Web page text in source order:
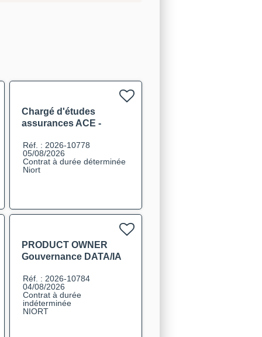
Chargé d'études
assurances ACE -
Réf. : 2026-10778
05/08/2026
Contrat à durée déterminée
Niort
PRODUCT OWNER
Gouvernance DATA/IA
Réf. : 2026-10784
04/08/2026
Contrat à durée
indéterminée
NIORT